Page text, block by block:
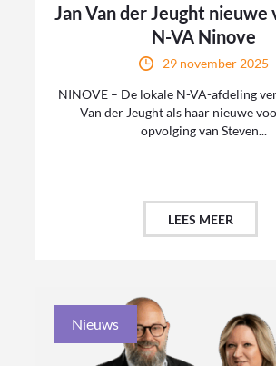
Jan Van der Jeught
N-VA Ninove
29 november 2025
NINOVE – De lokale N-VA-afdeling
Van der Jeught als haar nieuwe
opvolging van Steven...
LEES MEER
Nieuws